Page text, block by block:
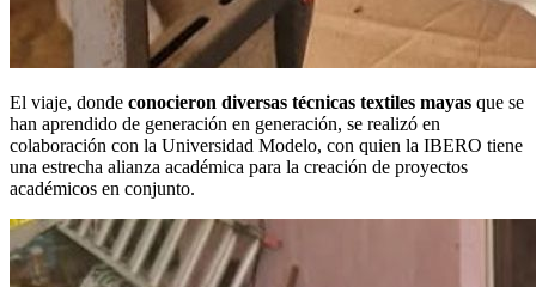
El viaje, donde conocieron diversas técnicas textiles mayas que se
han aprendido de generación en generación, se realizó en
colaboración con la Universidad Modelo, con quien la IBERO tiene
una estrecha alianza académica para la creación de proyectos
académicos en conjunto.